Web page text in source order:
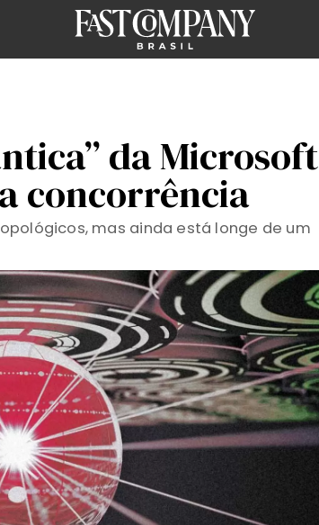
da Microsoft
concorrência
mas ainda está longe de um